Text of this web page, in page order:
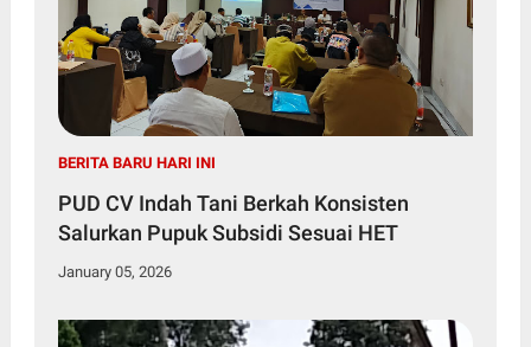
BERITA BARU HARI INI
PUD CV Indah Tani Berkah Konsisten
Salurkan Pupuk Subsidi Sesuai HET
January 05, 2026